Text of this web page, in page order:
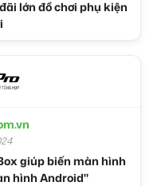
lớn đồ chơi phụ kiện
giúp biến màn hình
hình Android"